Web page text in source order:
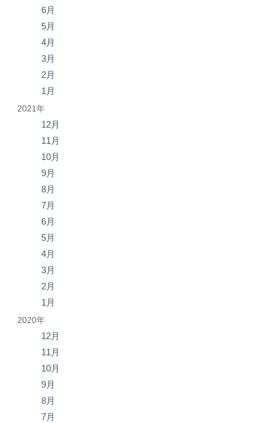
6月
5月
4月
3月
2月
1月
2021年
12月
11月
10月
9月
8月
7月
6月
5月
4月
3月
2月
1月
2020年
12月
11月
10月
9月
8月
7月